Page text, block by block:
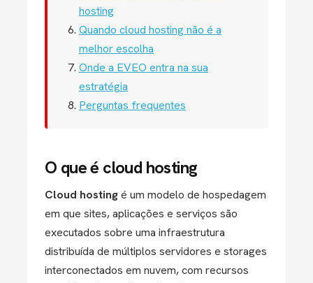
hosting
Quando cloud hosting não é a
melhor escolha
Onde a EVEO entra na sua
estratégia
Perguntas frequentes
O que é cloud hosting
Cloud hostingé um modelo de hospedagem
em que sites, aplicações e serviços são
executados sobre uma infraestrutura
distribuída de múltiplos servidores e storages
interconectados em nuvem, com recursos